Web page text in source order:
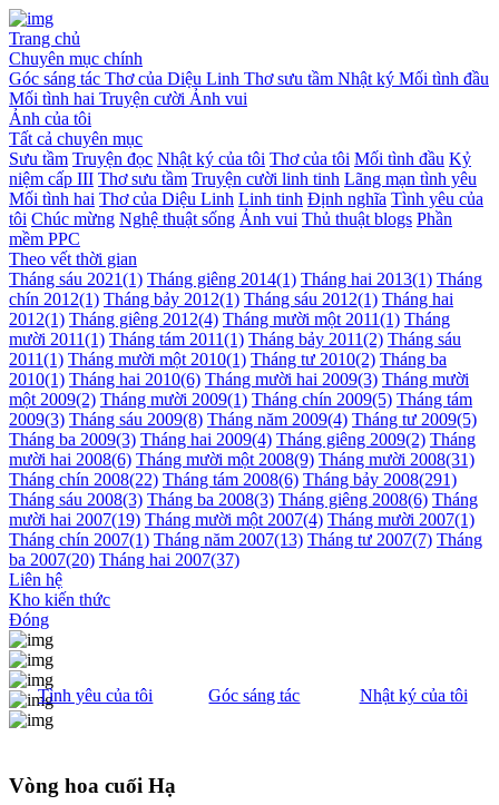
Trang chủ
Chuyên mục chính
Góc sáng tác Thơ của Diệu Linh Thơ sưu tầm Nhật ký Mối tình đầu
Mối tình hai Truyện cười Ảnh vui
Ảnh của tôi
Tất cả chuyên mục
Sưu tầm Truyện đọc Nhật ký của tôi Thơ của tôi Mối tình đầu Kỷ
niệm cấp III Thơ sưu tầm Truyện cười linh tinh Lãng mạn tình yêu
Mối tình hai Thơ của Diệu Linh Linh tinh Định nghĩa Tình yêu của
tôi Chúc mừng Nghệ thuật sống Ảnh vui Thủ thuật blogs Phần
mềm PPC
Theo vết thời gian
Tháng sáu 2021(1) Tháng giêng 2014(1) Tháng hai 2013(1) Tháng
chín 2012(1) Tháng bảy 2012(1) Tháng sáu 2012(1) Tháng hai
2012(1) Tháng giêng 2012(4) Tháng mười một 2011(1) Tháng
mười 2011(1) Tháng tám 2011(1) Tháng bảy 2011(2) Tháng sáu
2011(1) Tháng mười một 2010(1) Tháng tư 2010(2) Tháng ba
2010(1) Tháng hai 2010(6) Tháng mười hai 2009(3) Tháng mười
một 2009(2) Tháng mười 2009(1) Tháng chín 2009(5) Tháng tám
2009(3) Tháng sáu 2009(8) Tháng năm 2009(4) Tháng tư 2009(5)
Tháng ba 2009(3) Tháng hai 2009(4) Tháng giêng 2009(2) Tháng
mười hai 2008(6) Tháng mười một 2008(9) Tháng mười 2008(31)
Tháng chín 2008(22) Tháng tám 2008(6) Tháng bảy 2008(291)
Tháng sáu 2008(3) Tháng ba 2008(3) Tháng giêng 2008(6) Tháng
mười hai 2007(19) Tháng mười một 2007(4) Tháng mười 2007(1)
Tháng chín 2007(1) Tháng năm 2007(13) Tháng tư 2007(7) Tháng
ba 2007(20) Tháng hai 2007(37)
Liên hệ
Kho kiến thức
Đóng
Tình yêu của tôi Góc sáng tác Nhật ký của tôi
Vòng hoa cuối Hạ